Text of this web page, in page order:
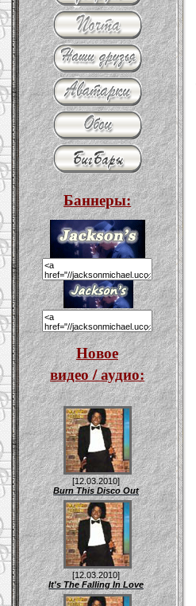
Баннеры:
Новое
видео / аудио:
[12.03.2010]
Burn This Disco Out
[12.03.2010]
It's The Falling In Love